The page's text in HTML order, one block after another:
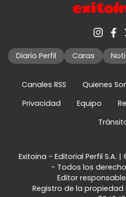
Diario Perfil Caras
Canales RSS Quienes
Privacidad
Equipo
Exitoina - Editorial Perfil S.A. |
- Todos los
Editor
Registro de la